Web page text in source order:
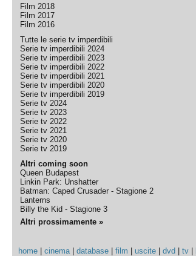
Film 2018
Film 2017
Film 2016
Tutte le serie tv imperdibili
Serie tv imperdibili 2024
Serie tv imperdibili 2023
Serie tv imperdibili 2022
Serie tv imperdibili 2021
Serie tv imperdibili 2020
Serie tv imperdibili 2019
Serie tv 2024
Serie tv 2023
Serie tv 2022
Serie tv 2021
Serie tv 2020
Serie tv 2019
Altri coming soon
Queen Budapest
Linkin Park: Unshatter
Batman: Caped Crusader - Stagione 2
Lanterns
Billy the Kid - Stagione 3
Altri prossimamente »
home |cinema|database |film |uscite |dvd |tv